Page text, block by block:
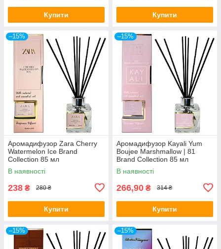
Купити Купити
–15%
Аромадифузор Zara Cherry
Watermelon Ice Brand
Collection 85 мл
В наявності
238 ₴ 280 ₴
Купити
–15%
Аромадифузор Kayali Yum
Boujee Marshmallow | 81
Brand Collection 85 мл
В наявності
266,90 ₴ 314 ₴
Купити
–15% –15%